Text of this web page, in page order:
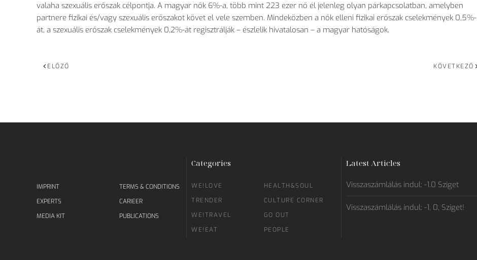
valaha szexuális erőszak célpontja. A magyar nők 6%-a, több mint 223 ezer nő él jelenleg olyan párkapcsolatban, amelyben
partnere fizikai és/vagy szexuális erőszakot követ el vele szemben. Mindeközben a nők elleni fizikai erőszak cselekmények 0,5%-
át, a szexuális erőszak cselekmények 0,2%-át regisztrálják – észlelik hivatalosan – a magyar hatóságok.
ELŐZŐ KÖVETKEZŐ
IMPRINT
EXPERTS
MEDIA KIT
TERMS & CONDITIONS
CARIEER
PUBLICATIONS
Categories
WE!LOVE
TRENDER
WE!TRAVEL
WE!EAT
HEALTH&SOUL
CULTURE CORNER
GO OUT
PEOPLE
Latest Articles
Visszaszámlálás indul: -1.0 Sziget
Visszaszámlálás indul: -1, 0, Sziget!